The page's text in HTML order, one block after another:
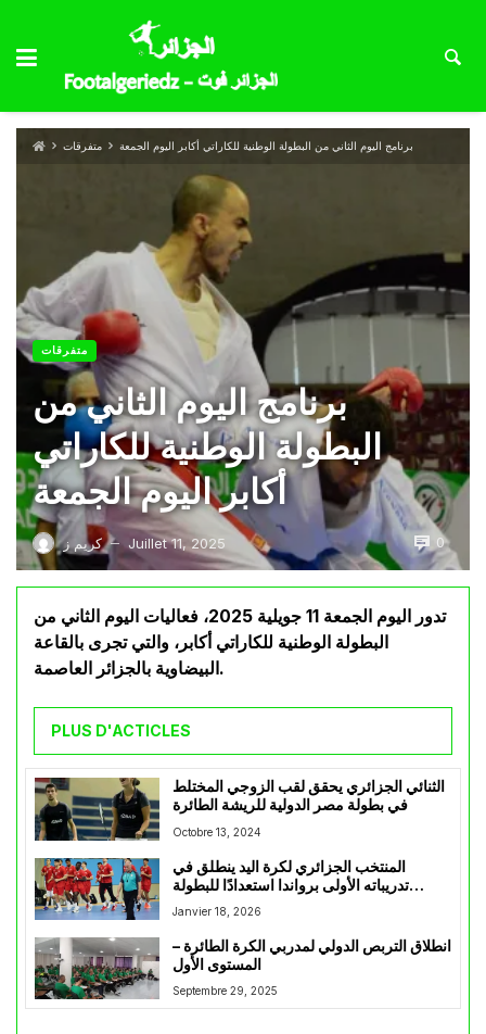
متفرقات برنامج اليوم الثاني من البطولة الوطنية للكاراتي أكابر اليوم الجمعة
متفرقات
برنامج اليوم الثاني من
البطولة الوطنية للكاراتي
أكابر اليوم الجمعة
كريم ز — Juillet 11, 2025 0
تدور اليوم الجمعة 11 جويلية 2025، فعاليات اليوم الثاني من
البطولة الوطنية للكاراتي أكابر، والتي تجرى بالقاعة
البيضاوية بالجزائر العاصمة.
PLUS D'ACTICLES
الثنائي الجزائري يحقق لقب الزوجي المختلط
في بطولة مصر الدولية للريشة الطائرة
Octobre 13, 2024
المنتخب الجزائري لكرة اليد ينطلق في
تدريباته الأولى برواندا استعدادًا للبطولة
الإفريقية
Janvier 18, 2026
انطلاق التربص الدولي لمدربي الكرة الطائرة –
المستوى الأول
Septembre 29, 2025